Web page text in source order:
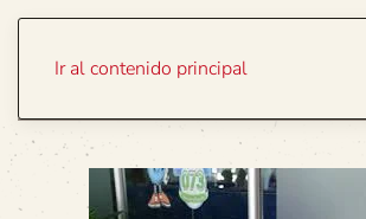
Ir al contenido principal